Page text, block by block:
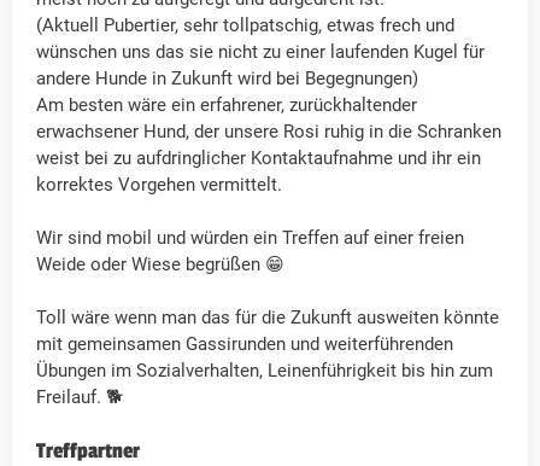
(Aktuell Pubertier, sehr tollpatschig, etwas frech und
wünschen uns das sie nicht zu einer laufenden Kugel für
andere Hunde in Zukunft wird bei Begegnungen)
Am besten wäre ein erfahrener, zurückhaltender
erwachsener Hund, der unsere Rosi ruhig in die Schranken
weist bei zu aufdringlicher Kontaktaufnahme und ihr ein
korrektes Vorgehen vermittelt.
Wir sind mobil und würden ein Treffen auf einer freien
Weide oder Wiese begrüßen 😁
Toll wäre wenn man das für die Zukunft ausweiten könnte
mit gemeinsamen Gassirunden und weiterführenden
Übungen im Sozialverhalten, Leinenführigkeit bis hin zum
Freilauf. 🐕
Treffpartner